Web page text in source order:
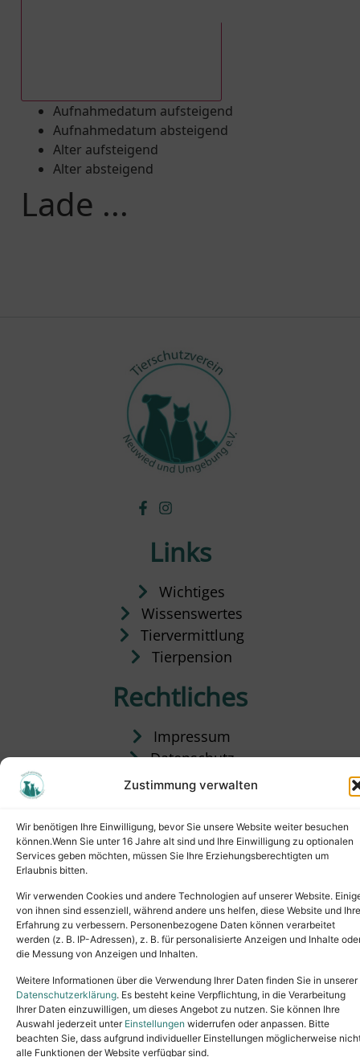
Zustimmung verwalten
Wir benötigen Ihre Einwilligung, bevor Sie unsere Website weiter besuchen
können.Wenn Sie unter 16 Jahre alt sind und Ihre Einwilligung zu optionalen
Services geben möchten, müssen Sie Ihre Erziehungsberechtigten um
Erlaubnis bitten.
Wir verwenden Cookies und andere Technologien auf unserer Website.
von ihnen sind essenziell, während andere uns helfen, diese Website und Ihre
Erfahrung zu verbessern. Personenbezogene Daten können verarbeitet
werden (z. B. IP-Adressen), z. B. für personalisierte Anzeigen und Inhalte
die Messung von Anzeigen und Inhalten.
Weitere Informationen über die Verwendung Ihrer Daten finden Sie in unserer
Datenschutzerklärung. Es besteht keine Verpflichtung, in die Verarbeitung
Ihrer Daten einzuwilligen, um dieses Angebot zu nutzen. Sie können Ihre
Auswahl jederzeit unter Einstellungen widerrufen oder anpassen. Bitte
beachten Sie, dass aufgrund individueller Einstellungen möglicherweise
alle Funktionen der Website verfügbar sind.
Aufnahmedatum aufsteigend
Aufnahmedatum absteigend
Alter aufsteigend
Alter absteigend
Lade ...
Links
Wichtiges
Wissenswertes
Tiervermittlung
Tierpension
Rechtliches
Impressum
Datenschutz
Satzung
Copyright © 2024. All rights reserved.
Tel.: (02631) 55356buero@tierheim-neuwied.de
Ludwigshof 1, 56567 Neuwied